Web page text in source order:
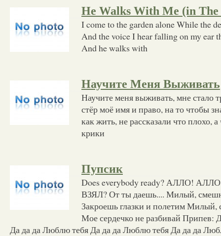
He Walks With Me (in
I come to the garden alone While the
And the voice I hear falling on my ear
And he walks with
Научите Меня Выживать
Научите меня выживать, мне стало
стёр моё имя и право, на то чтобы
как жить, не рассказали что плохо,
крики
Пупсик
Does everybody ready? АЛЛО!
ВЗЯЛ? От ты даешь.... Милый,
Закроешь глазки и полетим
Мое сердечко не разбивай Припев:
Да да да Люблю тебя Да да да Люблю тебя Да да да